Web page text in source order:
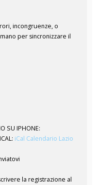
incongruenze, o
per sincronizzare il
SU IPHONE:
iCal Calendario Lazio
la registrazione al